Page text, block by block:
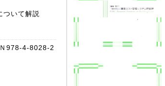
ついて解説
978-4-8028-2